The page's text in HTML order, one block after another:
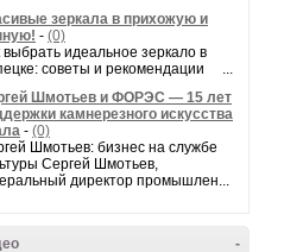
зеркала в прихожую и
- (0)
выбрать идеальное зеркало в
советы и рекомендации ...
Шмотьев и ФОРЭС — 15 лет
камнерезного искусства
- (0)
Шмотьев: бизнес на службе
Сергей Шмотьев,
директор промышлен...
-